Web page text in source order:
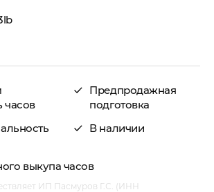
часов
Предпродажная
подготовка
В наличии
выкупа часов
ИП Пасмуров Г.С. (ИНН